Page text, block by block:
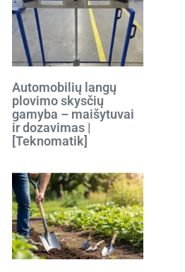
Automobilių langų
plovimo skysčių
gamyba – maišytuvai
ir dozavimas |
[Teknomatik]